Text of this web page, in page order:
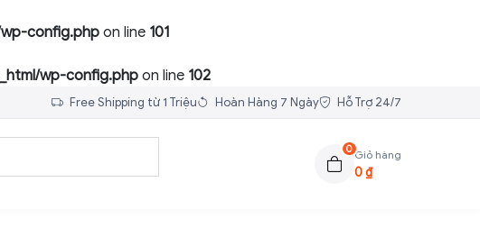
config.php on line 101
wp-config.php on line 102
Free Shipping từ 1 Triệu Hoàn Hàng 7 Ngày Hỗ Trợ 24/7
0Giỏ hàng
0₫